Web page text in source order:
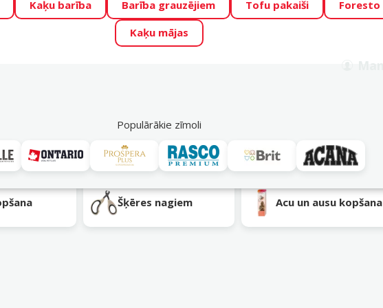
mēnesi Dino Zoo piedāvā lieliskas cenas mīluļu TOP barībām! 🍖 →
“GADA ŪSAIŅI”! Varbūt tieši Tavs mīlulis būs 2027. gada
Kaķu barība Barība grauzējiem Tofu pakaiši
Foresto
Kaķu mājas
Populārākie zīmoli
Akciju piedāvājumi
Šķēres nagiem Acu un ausu kopšana